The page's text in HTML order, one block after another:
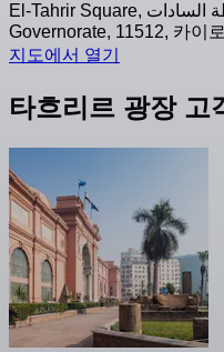
El-Tahrir Square, محطة السادات، Qasr El Nil, Cairo
Governorate, 11512, 카이로
지도에서 열기
타흐리르 광장 고